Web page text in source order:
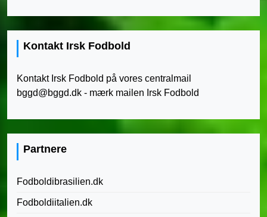
Kontakt Irsk Fodbold
Kontakt Irsk Fodbold på vores centralmail
bggd@bggd.dk - mærk mailen Irsk Fodbold
Partnere
Fodboldibrasilien.dk
Fodboldiitalien.dk